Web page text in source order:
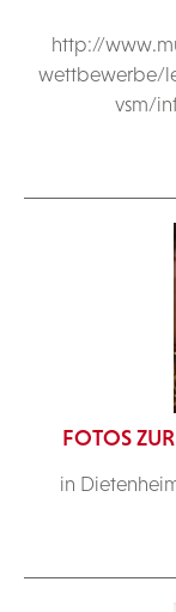
http://
wettbewerbe/
vsm/
FOTOS
in